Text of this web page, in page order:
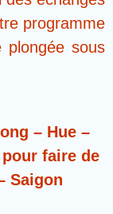
programme
plongée sous
– Hue –
faire de
Saigon